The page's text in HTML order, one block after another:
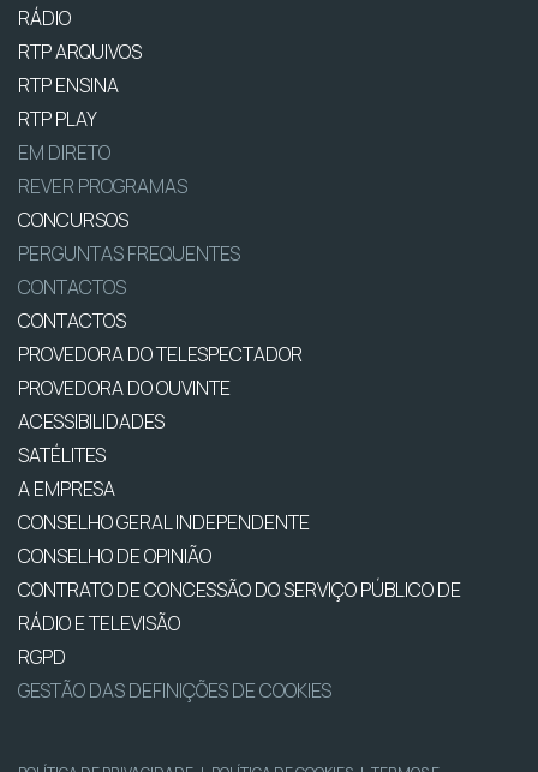
RÁDIO
RTP ARQUIVOS
RTP ENSINA
RTP PLAY
EM DIRETO
REVER PROGRAMAS
CONCURSOS
PERGUNTAS FREQUENTES
CONTACTOS
CONTACTOS
PROVEDORA DO TELESPECTADOR
PROVEDORA DO OUVINTE
ACESSIBILIDADES
SATÉLITES
A EMPRESA
CONSELHO GERAL INDEPENDENTE
CONSELHO DE OPINIÃO
CONTRATO DE CONCESSÃO DO SERVIÇO PÚBLICO DE
RÁDIO E TELEVISÃO
RGPD
GESTÃO DAS DEFINIÇÕES DE COOKIES